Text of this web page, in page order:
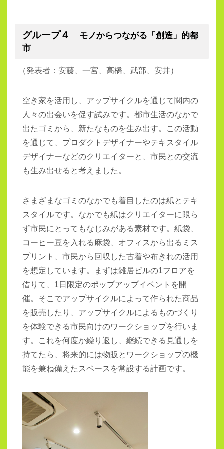
グループ４
モノからつながる「創造」的都
市
（発表者：安藤、一宮、高橋、武部、安井）
空き家を活用し、アップサイクルを通じて関内の
人々の出会いを促す試みです。都市生活のなかで
出たゴミから、新たなものを生み出す。この活動
を通じて、プロダクトデザイナーやテキスタイル
デザイナーなどのクリエイターと、市民との交流
も生み出せると考えました。
さまざまなゴミのなかでも着目したのは紙とテキ
スタイルです。なかでも紙はクリエイターに限ら
ず市民にとってもなじみがある素材です。紙袋、
コーヒー豆を入れる麻袋、オフィスから出るミス
プリント、市民から回収した古着や布きれの活用
を想定しています。まずは雑居ビルの1フロアを
借りて、1日限定のポップアップイベントを開
催。そこでアップサイクルによって作られた商品
を販売したり、アップサイクルによるものづくり
を体験できる市民向けのワークショップを行いま
す。これを何度か繰り返し、継続できる見通しを
持てたら、将来的には物販とワークショップの機
能を兼ね備えたスペースを常設する計画です。